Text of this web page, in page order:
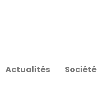
Actualités Société